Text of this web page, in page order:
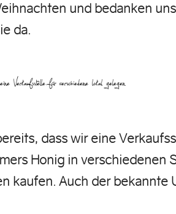
und bedanken
da.
Verkaufsstelle für verschiedene lokal gelegen…
dass wir eine
Honig in verschiedenen
kaufen. Auch der bekannte